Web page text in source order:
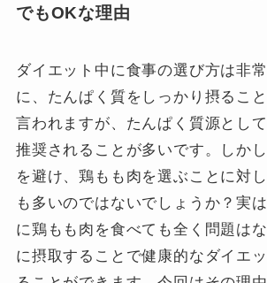
でもOKな理由
ダイエット中に食事の選び方は非
に、たんぱく質をしっかり摂るこ
言われますが、たんぱく質源とし
推奨されることが多いです。しか
を避け、鶏もも肉を選ぶことに対
も多いのではないでしょうか？実
に鶏もも肉を食べても全く問題は
に摂取することで健康的なダイエ